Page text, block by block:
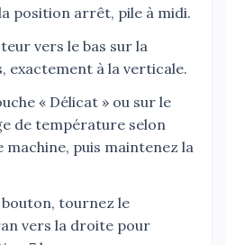
position arrêt, pile à midi.
vers le bas sur la
exactement à la verticale.
« Délicat » ou sur le
de température selon
puis maintenez la
tournez le
vers la droite pour